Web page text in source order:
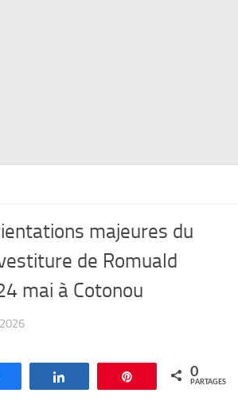
majeures du
de Romuald
mai à Cotonou
Épingle 0
PARTAGES